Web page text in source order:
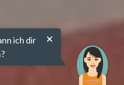
ich dir